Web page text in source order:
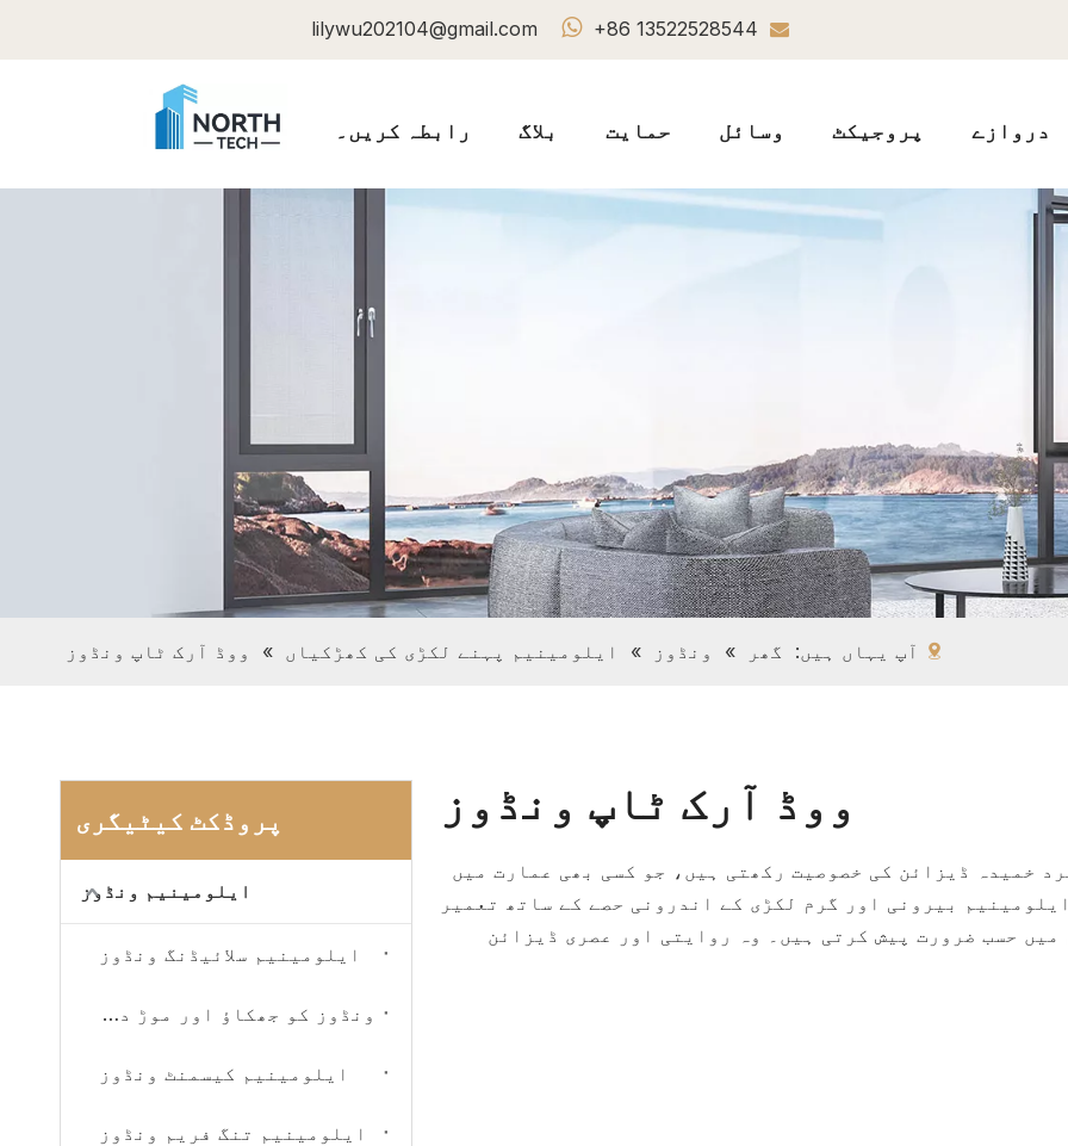

lilywu202104@gmail.com  +86 13522528544
دروازے پروجیکٹ وسائل حمایت بلاگ رابطہ کریں۔
آپ یہاں ہیں: گھر » ونڈوز » ایلومینیم پہنے لکڑی کی کھڑکیاں » ووڈ آرک ٹاپ ونڈوز
پروڈکٹ کیٹیگری
ایلومینیم ونڈوز
ایلومینیم سلائیڈنگ ونڈوز
ونڈوز کو جھکاؤ اور موڑ دیں۔
ایلومینیم کیسمنٹ ونڈوز
ایلومینیم تنگ فریم ونڈوز
ووڈ آرک ٹاپ ونڈوز
خمیدہ ڈیزائن کی خصوصیت رکھتی ہیں، جو کسی بھی عمارت میں
بیرونی اور گرم لکڑی کے اندرونی حصے کے ساتھ تعمیر
حسب ضرورت پیش کرتی ہیں۔ وہ روایتی اور عصری ڈیزائن